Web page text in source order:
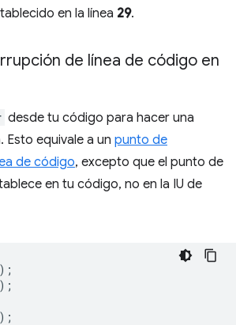
en la línea 29.
de línea de código en
desde tu código para hacer una
Esto equivale a un punto de
de código, excepto que el punto de
en tu código, no en la IU de
);
);
);